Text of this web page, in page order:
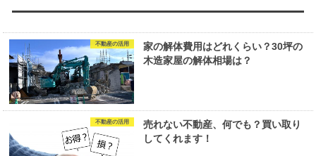
不動産の活用
家の解体費用はどれくらい？30坪の
木造家屋の解体相場は？
不動産の活用
売れない不動産、何でも？買い取り
してくれます！